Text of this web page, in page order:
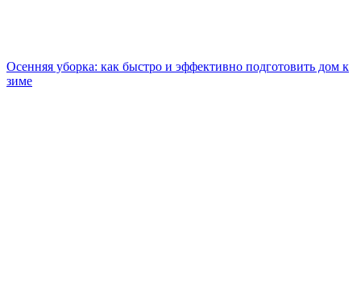
Осенняя уборка: как быстро и эффективно подготовить дом к
зиме